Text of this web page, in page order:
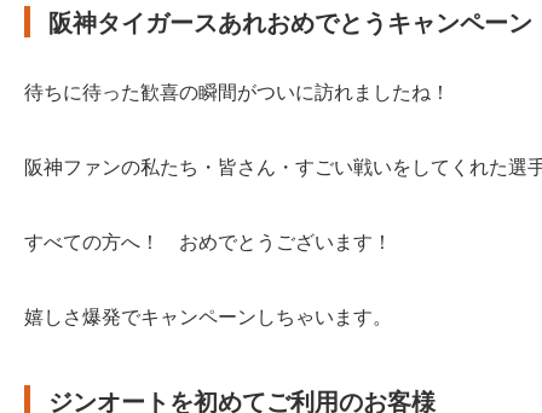
阪神タイガースあれおめでとうキャンペーン
待ちに待った歓喜の瞬間がついに訪れましたね！
阪神ファンの私たち・皆さん・すごい戦いをしてくれた選
すべての方へ！ おめでとうございます！
嬉しさ爆発でキャンペーンしちゃいます。
ジンオートを初めてご利用のお客様